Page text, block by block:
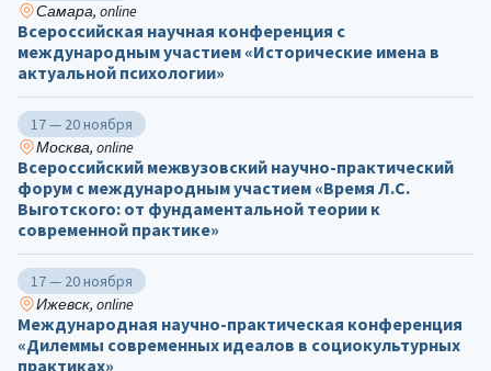
Самара, online
Всероссийская научная конференция с
международным участием «Исторические имена в
актуальной психологии»
17 — 20 ноября
Москва, online
Всероссийский межвузовский научно-практический
форум с международным участием «Время Л.С.
Выготского: от фундаментальной теории к
современной практике»
17 — 20 ноября
Ижевск, online
Международная научно-практическая конференция
«Дилеммы современных идеалов в социокультурных
практиках»